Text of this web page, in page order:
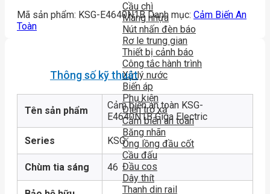
Cầu chì
Máng nhựa
Nút nhấn đèn báo
Rơ le trung gian
Thiết bị cảnh báo
Công tắc hành trình
Xử lý nước
Biến áp
Phụ kiện
Điện trở xả
Cảm biến an toàn
Băng nhãn
Ống lồng đầu cốt
Cầu đấu
Đầu cos
Dây thít
Thanh din rail
Mã sản phẩm: KSG-E4640N1B Danh mục: Cảm Biến An
Toàn
Thông số kỹ thuật
Tên sản phẩm
Cảm biến an toàn KSG-
E4640N1B Giga Electric
Series KSG
Chùm tia sáng 46